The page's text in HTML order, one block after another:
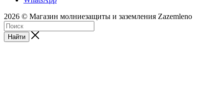
2026 © Магазин молниезащиты и заземления Zazemleno
Найти